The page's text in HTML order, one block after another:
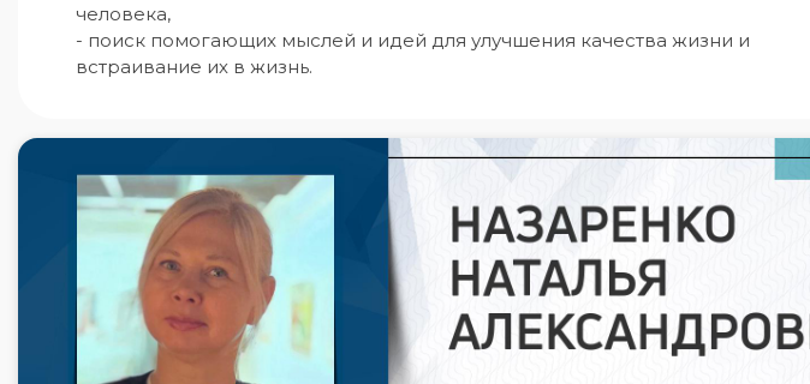
человека,
- поиск помогающих мыслей и идей для улучшения качества жизни и
встраивание их в жизнь.